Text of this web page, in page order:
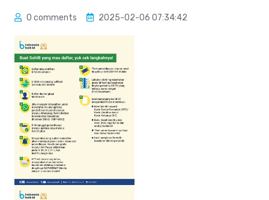
0 comments 2025-02-06 07:34:42